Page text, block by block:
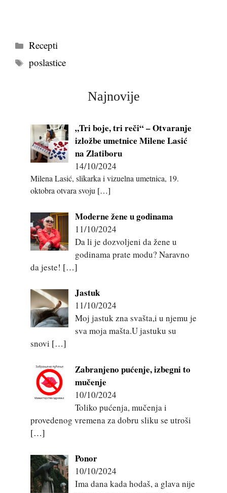
Kategorije
Recepti
Tags
poslastice
Najnovije
„Tri boje, tri reči“ – Otvaranje
izložbe umetnice Milene Lasić
na Zlatiboru
14/10/2024
Milena Lasić, slikarka i vizuelna umetnica, 19.
oktobra otvara svoju […]
Moderne žene u godinama
11/10/2024
Da li je dozvoljeni da žene u
godinama prate modu? Naravno
da jeste! […]
Jastuk
11/10/2024
Moj jastuk zna svašta,i u njemu je
sva moja mašta.U jastuku su
snovi […]
Zabranjeno pućenje, izbegni to
mučenje
10/10/2024
Toliko pućenja, mučenja i
provedenog vremena za dobru sliku se utroši
[…]
Ponor
10/10/2024
Ima dana kada hodaš, a glava nije